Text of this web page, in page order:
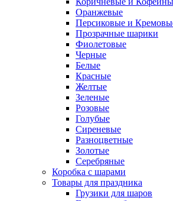
Оранжевые
Персиковые и
Прозрачные шарики
Фиолетовые
Черные
Белые
Красные
Желтые
Зеленые
Розовые
Голубые
Сиреневые
Разноцветные
Золотые
Серебряные
Коробка с шарами
Товары для праздника
Грузики для шаров